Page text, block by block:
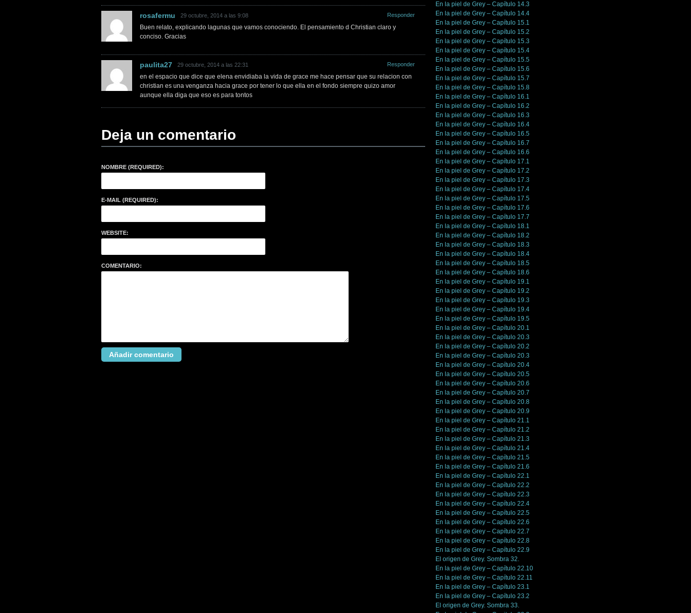
rosafermu 29 octubre, 2014 a las 9:08
Buen relato, explicando lagunas que vamos conociendo. El pensamiento d Christian claro y
conciso. Gracias
Responder
paulita27 29 octubre, 2014 a las 22:31
en el espacio que dice que elena envidiaba la vida de grace me hace pensar que su relacion con
christian es una venganza hacia grace por tener lo que ella en el fondo siempre quizo amor
aunque ella diga que eso es para tontos
Responder
Deja un comentario
NOMBRE (REQUIRED):
E-MAIL (REQUIRED):
WEBSITE:
COMENTARIO:
En la piel de Grey – Capítulo 14.3
En la piel de Grey – Capítulo 14.4
En la piel de Grey – Capítulo 15.1
En la piel de Grey – Capítulo 15.2
En la piel de Grey – Capítulo 15.3
En la piel de Grey – Capítulo 15.4
En la piel de Grey – Capítulo 15.5
En la piel de Grey – Capítulo 15.6
En la piel de Grey – Capítulo 15.7
En la piel de Grey – Capítulo 15.8
En la piel de Grey – Capítulo 16.1
En la piel de Grey – Capítulo 16.2
En la piel de Grey – Capítulo 16.3
En la piel de Grey – Capítulo 16.4
En la piel de Grey – Capítulo 16.5
En la piel de Grey – Capítulo 16.7
En la piel de Grey – Capítulo 16.6
En la piel de Grey – Capítulo 17.1
En la piel de Grey – Capítulo 17.2
En la piel de Grey – Capítulo 17.3
En la piel de Grey – Capítulo 17.4
En la piel de Grey – Capítulo 17.5
En la piel de Grey – Capítulo 17.6
En la piel de Grey – Capítulo 17.7
En la piel de Grey – Capítulo 18.1
En la piel de Grey – Capítulo 18.2
En la piel de Grey – Capítulo 18.3
En la piel de Grey – Capítulo 18.4
En la piel de Grey – Capítulo 18.5
En la piel de Grey – Capítulo 18.6
En la piel de Grey – Capítulo 19.1
En la piel de Grey – Capítulo 19.2
En la piel de Grey – Capítulo 19.3
En la piel de Grey – Capítulo 19.4
En la piel de Grey – Capítulo 19.5
En la piel de Grey – Capítulo 20.1
En la piel de Grey – Capítulo 20.3
En la piel de Grey – Capítulo 20.2
En la piel de Grey – Capítulo 20.3
En la piel de Grey – Capítulo 20.4
En la piel de Grey – Capítulo 20.5
En la piel de Grey – Capítulo 20.6
En la piel de Grey – Capítulo 20.7
En la piel de Grey – Capítulo 20.8
En la piel de Grey – Capítulo 20.9
En la piel de Grey – Capítulo 21.1
En la piel de Grey – Capítulo 21.2
En la piel de Grey – Capítulo 21.3
En la piel de Grey – Capítulo 21.4
En la piel de Grey – Capítulo 21.5
En la piel de Grey – Capítulo 21.6
En la piel de Grey – Capítulo 22.1
En la piel de Grey – Capítulo 22.2
En la piel de Grey – Capítulo 22.3
En la piel de Grey – Capítulo 22.4
En la piel de Grey – Capítulo 22.5
En la piel de Grey – Capítulo 22.6
En la piel de Grey – Capítulo 22.7
En la piel de Grey – Capítulo 22.8
En la piel de Grey – Capítulo 22.9
El origen de Grey. Sombra 32.
En la piel de Grey – Capítulo 22.10
En la piel de Grey – Capítulo 22.11
En la piel de Grey – Capítulo 23.1
En la piel de Grey – Capítulo 23.2
El origen de Grey. Sombra 33.